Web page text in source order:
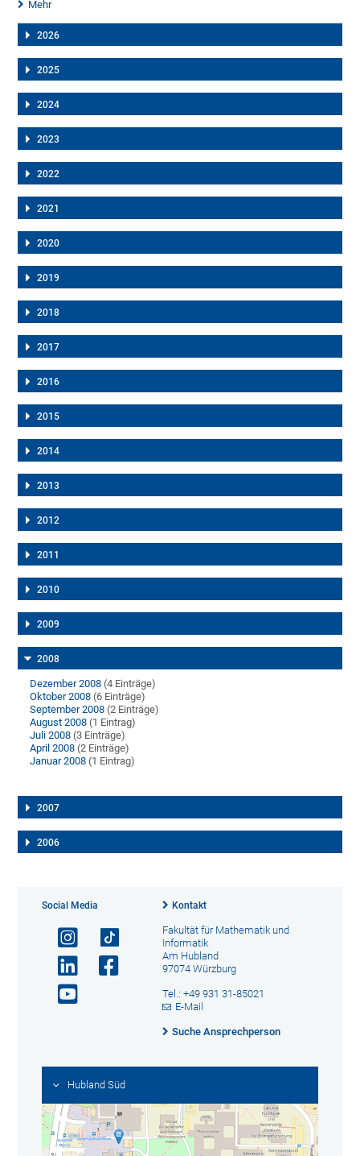
Mehr
2026
2025
2024
2023
2022
2021
2020
2019
2018
2017
2016
2015
2014
2013
2012
2011
2010
2009
2008
Dezember 2008 (4 Einträge)
Oktober 2008 (6 Einträge)
September 2008 (2 Einträge)
August 2008 (1 Eintrag)
Juli 2008 (3 Einträge)
April 2008 (2 Einträge)
Januar 2008 (1 Eintrag)
2007
2006
Social Media Kontakt
Fakultät für Mathematik und
Informatik
Am Hubland
97074 Würzburg
Tel.: +49 931 31-85021
E-Mail
Suche Ansprechperson
Hubland Süd